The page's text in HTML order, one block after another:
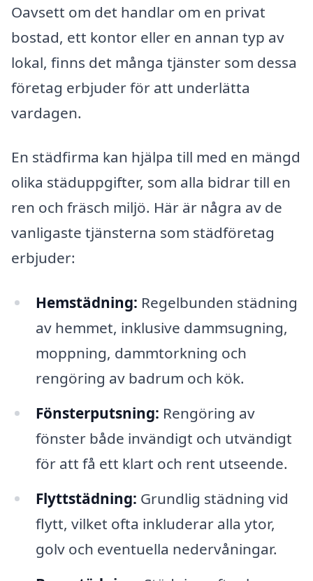
Oavsett om det handlar om en privat
bostad, ett kontor eller en annan typ av
lokal, finns det många tjänster som dessa
företag erbjuder för att underlätta
vardagen.
En städfirma kan hjälpa till med en mängd
olika städuppgifter, som alla bidrar till en
ren och fräsch miljö. Här är några av de
vanligaste tjänsterna som städföretag
erbjuder:
Hemstädning: Regelbunden städning
av hemmet, inklusive dammsugning,
moppning, dammtorkning och
rengöring av badrum och kök.
Fönsterputsning: Rengöring av
fönster både invändigt och utvändigt
för att få ett klart och rent utseende.
Flyttstädning: Grundlig städning vid
flytt, vilket ofta inkluderar alla ytor,
golv och eventuella nedervåningar.